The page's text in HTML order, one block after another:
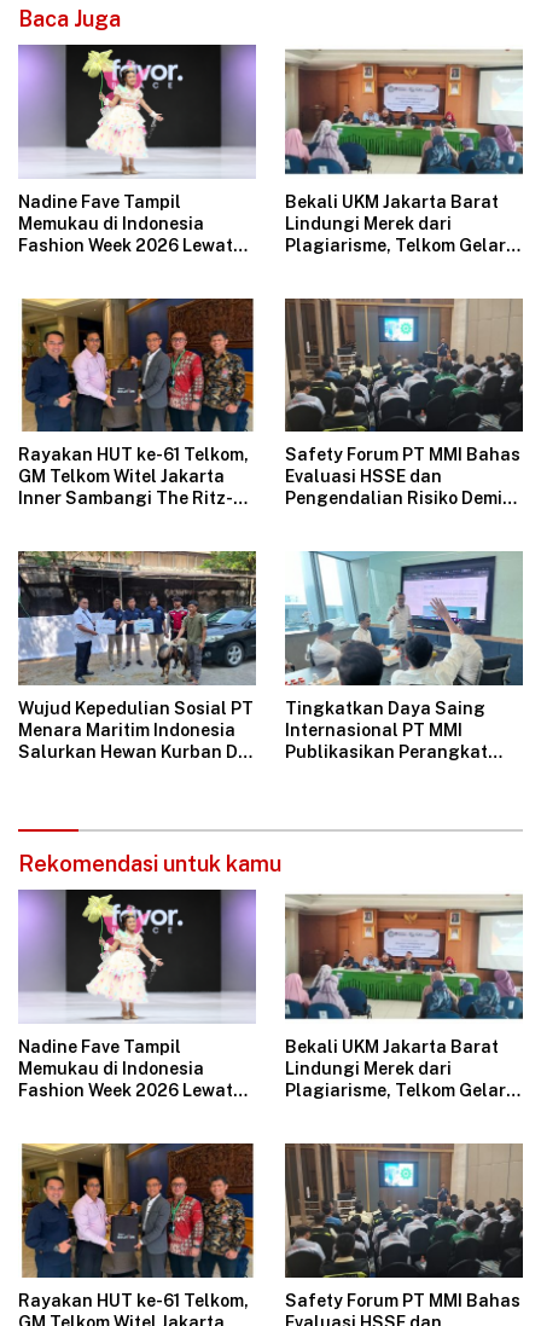
Baca Juga
Nadine Fave Tampil
Memukau di Indonesia
Fashion Week 2026 Lewat
Bekali UKM Jakarta Barat
Lindungi Merek dari
Plagiarisme, Telkom Gelar
Rayakan HUT ke-61 Telkom,
GM Telkom Witel Jakarta
Inner Sambangi The Ritz-
Industri Hospitality
Safety Forum PT MMI Bahas
Evaluasi HSSE dan
Pengendalian Risiko Demi
Wujud Kepedulian Sosial PT
Menara Maritim Indonesia
Salurkan Hewan Kurban Di
Tingkatkan Daya Saing
Internasional PT MMI
Publikasikan Perangkat
Rekomendasi untuk kamu
Nadine Fave Tampil
Memukau di Indonesia
Fashion Week 2026 Lewat
Bekali UKM Jakarta Barat
Lindungi Merek dari
Plagiarisme, Telkom Gelar
Rayakan HUT ke-61 Telkom,
Safety Forum PT MMI Bahas